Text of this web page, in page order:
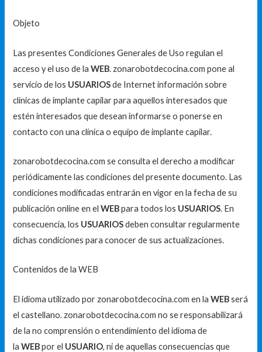
Objeto
Las presentes Condiciones Generales de Uso regulan el
acceso y el uso de laWEB. zonarobotdecocina.com pone al
servicio de los USUARIOSde Internet información sobre
clínicas de implante capilar para aquellos interesados que
estén interesados que desean informarse o ponerse en
contacto con una clínica o equipo de implante capilar.
zonarobotdecocina.com se consulta el derecho a modificar
periódicamente las condiciones del presente documento. Las
condiciones modificadas entrarán en vigor en la fecha de su
publicación online en elWEBpara todos los USUARIOS. En
consecuencia, los USUARIOSdeben consultar regularmente
dichas condiciones para conocer de sus actualizaciones.
Contenidos de la WEB
El idioma utilizado por zonarobotdecocina.com en laWEBserá
el castellano. zonarobotdecocina.com no se responsabilizará
de la no comprensión o entendimiento del idioma de
laWEBpor el USUARIO, ni de aquellas consecuencias que